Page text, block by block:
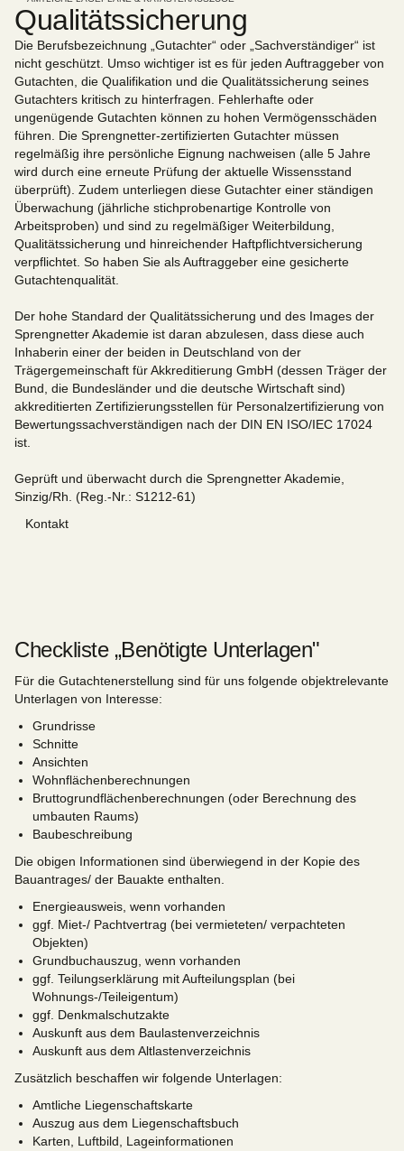
Qualitäts­sicherung
Die Berufsbezeichnung „Gutachter“ oder „Sachverständiger“ ist
nicht geschützt. Umso wichtiger ist es für jeden Auftraggeber von
Gutachten, die Qualifikation und die Qualitätssicherung seines
Gutachters kritisch zu hinterfragen. Fehlerhafte oder
ungenügende Gutachten können zu hohen Vermögensschäden
führen. Die Sprengnetter-zertifizierten Gutachter müssen
regelmäßig ihre persönliche Eignung nachweisen (alle 5 Jahre
wird durch eine erneute Prüfung der aktuelle Wissensstand
überprüft). Zudem unterliegen diese Gutachter einer ständigen
Überwachung (jährliche stichprobenartige Kontrolle von
Arbeitsproben) und sind zu regelmäßiger Weiterbildung,
Qualitätssicherung und hinreichender Haftpflichtversicherung
verpflichtet. So haben Sie als Auftraggeber eine gesicherte
Gutachtenqualität.
Der hohe Standard der Qualitätssicherung und des Images der
Sprengnetter Akademie ist daran abzulesen, dass diese auch
Inhaberin einer der beiden in Deutschland von der
Trägergemeinschaft für Akkreditierung GmbH (dessen Träger der
Bund, die Bundesländer und die deutsche Wirtschaft sind)
akkreditierten Zertifizierungsstellen für Personalzertifizierung von
Bewertungssachverständigen nach der DIN EN ISO/IEC 17024
ist.
Geprüft und überwacht durch die Sprengnetter Akademie,
Sinzig/Rh. (Reg.-Nr.: S1212-61)
Kontakt
Checkliste „Benötigte Unterlagen"
Für die Gutachtenerstellung sind für uns folgende objektrelevante
Unterlagen von Interesse:
Grundrisse
Schnitte
Ansichten
Wohnflächenberechnungen
Bruttogrundflächenberechnungen (oder Berechnung des
umbauten Raums)
Baubeschreibung
Die obigen Informationen sind überwiegend in der Kopie des
Bauantrages/ der Bauakte enthalten.
Energieausweis, wenn vorhanden
ggf. Miet-/ Pachtvertrag (bei vermieteten/ verpachteten
Objekten)
Grundbuchauszug, wenn vorhanden
ggf. Teilungserklärung mit Aufteilungsplan (bei
Wohnungs-/Teileigentum)
ggf. Denkmalschutzakte
Auskunft aus dem Baulastenverzeichnis
Auskunft aus dem Altlastenverzeichnis
Zusätzlich beschaffen wir folgende Unterlagen:
Amtliche Liegenschaftskarte
Auszug aus dem Liegenschaftsbuch
Karten, Luftbild, Lageinformationen